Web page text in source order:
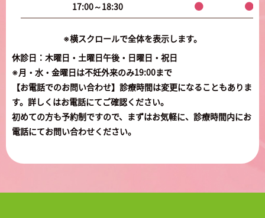
17:00～18:30
※横スクロールで全体を表示します。
休診日：木曜日・土曜日午後・日曜日・祝日
※月・水・金曜日は不妊外来のみ19:00まで
【お電話でのお問い合わせ】診療時間は変更になることもありま
す。詳しくはお電話にてご確認ください。
初めての方も予約制ですので、まずはお気軽に、診療時間内にお
電話にてお問い合わせください。